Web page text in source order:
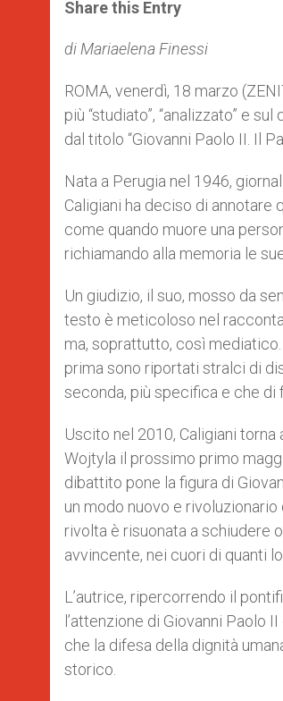
s
p
p
e
g
e
b
o
k
r
Share this Entry
di Mariaelena Finessi
ROMA, venerdì, 18 marzo
più “studiato”, “analizzato” e
dal titolo “Giovanni Paolo II. Il
Nata a Perugia nel 1946,
Caligiani ha deciso di annotare
come quando muore una
richiamando alla memoria le
Un giudizio, il suo, mosso da
testo è meticoloso nel
ma, soprattutto, così
prima sono riportati stralci di
seconda, più specifica e che di
Uscito nel 2010, Caligiani
Wojtyla il prossimo primo
dibattito pone la figura di
un modo nuovo e
rivolta è risuonata a schiudere
avvincente, nei cuori di quanti
L’autrice, ripercorrendo il
l’attenzione di Giovanni Paolo
che la difesa della dignità
storico.